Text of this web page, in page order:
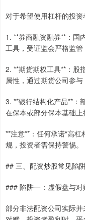
对于希望使用杠杆的投
1. **券商融资融券**：国
工具，受证监会严格监管
2. **期货期权工具**：股
属性，通过期货公司参与
3. **银行结构化产品**：
在保本或部分保本基础上
**注意**：任何承诺“高
规，投资者需保持警惕。
## 三、配资炒股常见陷
### 陷阱一：虚假盘与对
部分非法配资公司实际